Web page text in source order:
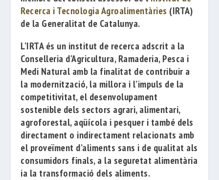
Recerca i Tecnologia Agroalimentàries (IRTA)
de la Generalitat de Catalunya.
L’IRTA és un institut de recerca adscrit a la
Conselleria d’Agricultura, Ramaderia, Pesca i
Medi Natural amb la finalitat de contribuir a
la modernització, la millora i l’impuls de la
competitivitat, el desenvolupament
sostenible dels sectors agrari, alimentari,
agroforestal,aqüícola i pesquer i també dels
directament o indirectament relacionats amb
el proveïment d’aliments sans i de qualitat als
consumidors finals, a la seguretat alimentària
ia la transformació dels aliments.